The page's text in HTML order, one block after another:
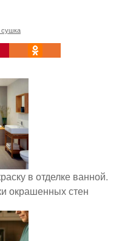
в отделке ванной.
окрашенных стен